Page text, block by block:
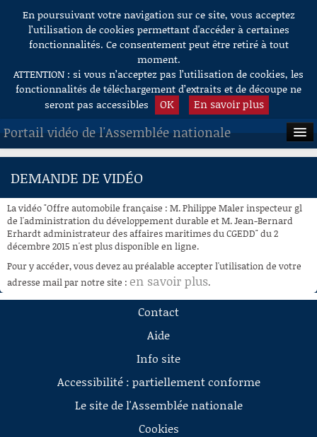
Aller au contenu
En poursuivant votre navigation sur ce site, vous acceptez
l’utilisation de cookies permettant d'accéder à certaines
fonctionnalités. Ce consentement peut être retiré à tout
moment.
ATTENTION : si vous n’acceptez pas l’utilisation de cookies, les
fonctionnalités de téléchargement d’extraits et de découpe ne
seront pas accessibles
OK En savoir plus
Portail vidéo de l'Assemblée nationale
ACCUEIL
À LA DEMANDE
RECHERCHE
AIDE À LA DÉCOUPE
DE VIDÉOS
DEMANDE DE VIDÉO
La vidéo "Offre automobile française : M. Philippe Maler inspecteur gl
de l'administration du développement durable et M. Jean-Bernard
Erhardt administrateur des affaires maritimes du CGEDD" du 2
décembre 2015 n'est plus disponible en ligne.
Pour y accéder, vous devez au préalable accepter l'utilisation de votre
adresse mail par notre site : en savoir plus.
Contact
Aide
Info site
Accessibilité : partiellement conforme
Le site de l'Assemblée nationale
Cookies